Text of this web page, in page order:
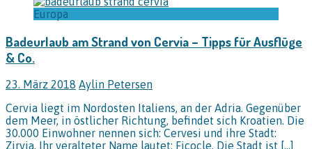
Europa
Badeurlaub am Strand von Cervia – Tipps für Ausflüge
& Co.
23. März 2018 Aylin Petersen
Cervia liegt im Nordosten Italiens, an der Adria. Gegenüber
dem Meer, in östlicher Richtung, befindet sich Kroatien. Die
30.000 Einwohner nennen sich: Cervesi und ihre Stadt:
Zirvia. Ihr veralteter Name lautet: Ficocle. Die Stadt ist […]